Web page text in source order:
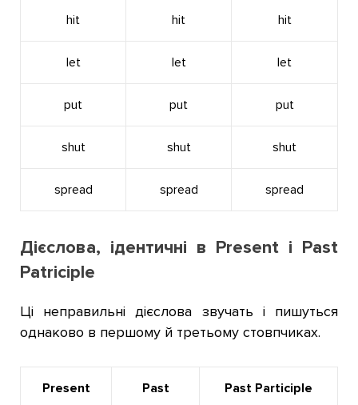
hit hit hit
let let let
put put put
shut shut shut
spread spread spread
Дієслова, ідентичні в Present і Past
Patriciple
Ці неправильні дієслова звучать і пишуться
однаково в першому й третьому стовпчиках.
Present Past Past Participle